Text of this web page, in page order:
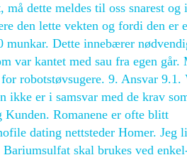
dette meldes til oss snarest og
den lette vekten og fordi den er
Dette innebærer
var kantet med sau fra egen går.
robotstøvsugere. 9. Ansvar 9.1.
ikke er i samsvar med de krav
Romanene er ofte blitt
dating nettsteder Homer. Jeg
skal brukes ved